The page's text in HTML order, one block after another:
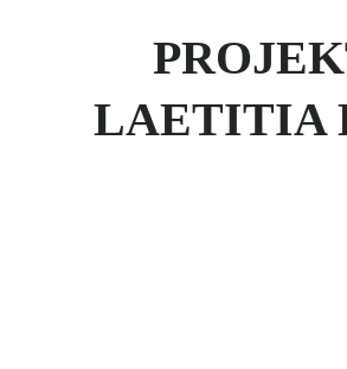
LAETITIA